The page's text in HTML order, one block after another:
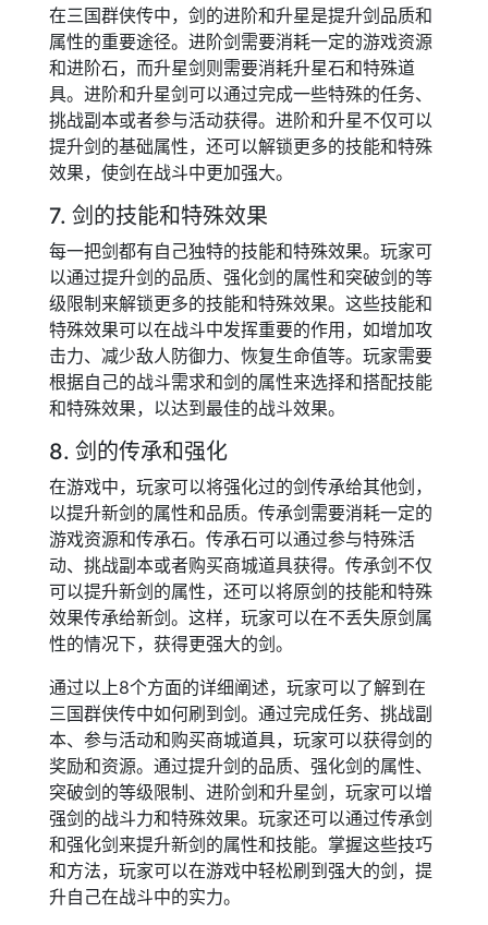
在三国群侠传中，剑的进阶和升星是提升剑品质和
属性的重要途径。进阶剑需要消耗一定的游戏资源
和进阶石，而升星剑则需要消耗升星石和特殊道
具。进阶和升星剑可以通过完成一些特殊的任务、
挑战副本或者参与活动获得。进阶和升星不仅可以
提升剑的基础属性，还可以解锁更多的技能和特殊
效果，使剑在战斗中更加强大。
7. 剑的技能和特殊效果
每一把剑都有自己独特的技能和特殊效果。玩家可
以通过提升剑的品质、强化剑的属性和突破剑的等
级限制来解锁更多的技能和特殊效果。这些技能和
特殊效果可以在战斗中发挥重要的作用，如增加攻
击力、减少敌人防御力、恢复生命值等。玩家需要
根据自己的战斗需求和剑的属性来选择和搭配技能
和特殊效果，以达到最佳的战斗效果。
8. 剑的传承和强化
在游戏中，玩家可以将强化过的剑传承给其他剑，
以提升新剑的属性和品质。传承剑需要消耗一定的
游戏资源和传承石。传承石可以通过参与特殊活
动、挑战副本或者购买商城道具获得。传承剑不仅
可以提升新剑的属性，还可以将原剑的技能和特殊
效果传承给新剑。这样，玩家可以在不丢失原剑属
性的情况下，获得更强大的剑。
通过以上8个方面的详细阐述，玩家可以了解到在
三国群侠传中如何刷到剑。通过完成任务、挑战副
本、参与活动和购买商城道具，玩家可以获得剑的
奖励和资源。通过提升剑的品质、强化剑的属性、
突破剑的等级限制、进阶剑和升星剑，玩家可以增
强剑的战斗力和特殊效果。玩家还可以通过传承剑
和强化剑来提升新剑的属性和技能。掌握这些技巧
和方法，玩家可以在游戏中轻松刷到强大的剑，提
升自己在战斗中的实力。